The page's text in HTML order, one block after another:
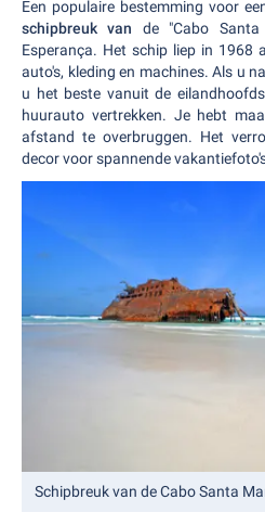
Een populaire bestemming voor
schipbreuk van de "Cabo
Esperança. Het schip liep in 1968
auto's, kleding en machines. Als u
u het beste vanuit de
huurauto vertrekken. Je hebt
afstand te overbruggen. Het
decor voor spannende
Schipbreuk van de Cabo Santa